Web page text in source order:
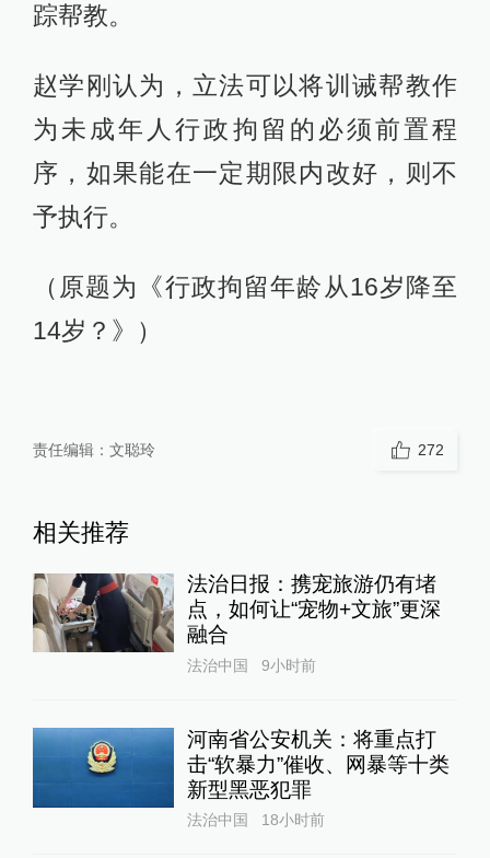
踪帮教。
赵学刚认为，立法可以将训诫帮教作
为未成年人行政拘留的必须前置程
序，如果能在一定期限内改好，则不
予执行。
（原题为《行政拘留年龄从16岁降至
14岁？》）
责任编辑： 文聪玲 272
相关推荐
法治日报：携宠旅游仍有堵
点，如何让“宠物+文旅”更深
融合
法治中国 9小时前
河南省公安机关：将重点打
击“软暴力”催收、网暴等十类
新型黑恶犯罪
法治中国 18小时前